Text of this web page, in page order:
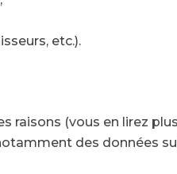
etc.).
(vous en lirez
des données